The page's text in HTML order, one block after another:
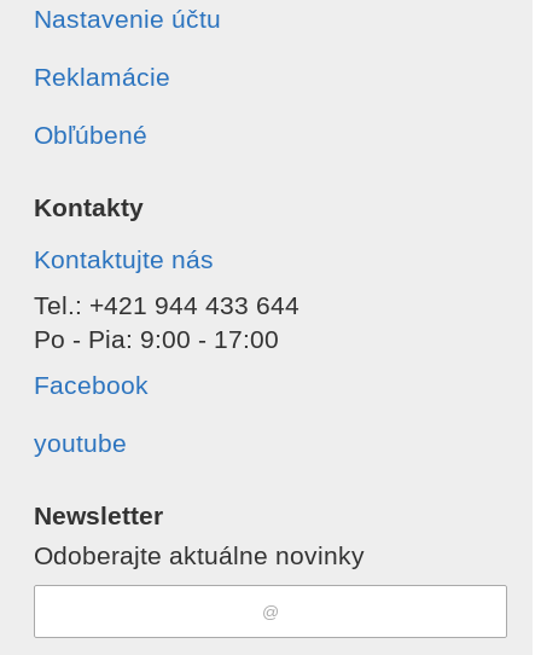
Nastavenie účtu
Reklamácie
Obľúbené
Kontakty
Kontaktujte nás
Tel.: +421 944 433 644
Po - Pia: 9:00 - 17:00
Facebook
youtube
Newsletter
Odoberajte aktuálne novinky